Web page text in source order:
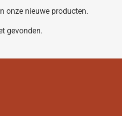
onze nieuwe producten.
gevonden.